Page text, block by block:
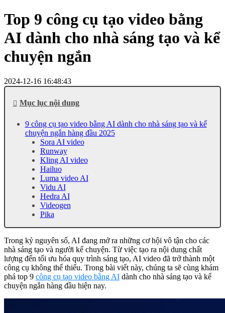
Top 9 công cụ tạo video bằng
AI dành cho nhà sáng tạo và kể
chuyện ngắn
2024-12-16 16:48:43
Mục lục nội dung
9 công cụ tạo video bằng AI dành cho nhà sáng tạo và kể
chuyện ngắn hàng đầu 2025
Sora AI video
Runway
Kling AI video
Hailuo
Luma video AI
Vidu AI
Hedra AI
Videogen
Pika
Trong kỷ nguyên số, AI đang mở ra những cơ hội vô tận cho các
nhà sáng tạo và người kể chuyện. Từ việc tạo ra nội dung chất
lượng đến tối ưu hóa quy trình sáng tạo, AI video đã trở thành một
công cụ không thể thiếu. Trong bài viết này, chúng ta sẽ cùng khám
phá top 9 công cụ tạo video bằng AI dành cho nhà sáng tạo và kể
chuyện ngắn hàng đầu hiện nay.